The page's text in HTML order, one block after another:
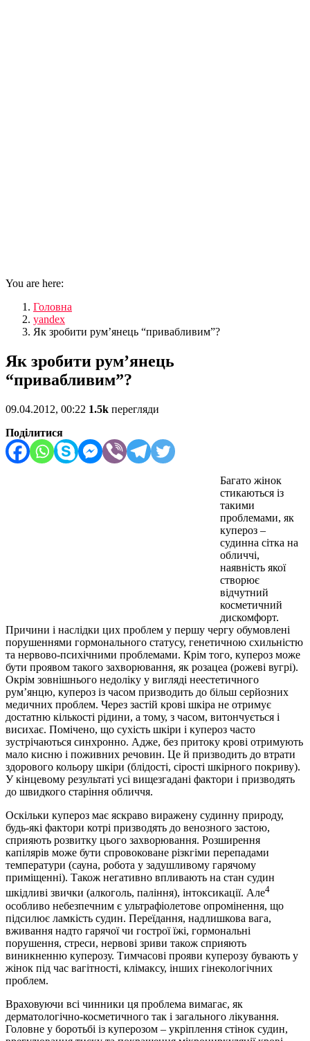
You are here:
Головна
yandex
Як зробити рум’янець “привабливим”?
Як зробити рум’янець
“привабливим”?
09.04.2012, 00:22 1.5k перегляди
Поділитися
Багато жінок
стикаються із
такими
проблемами, як
купероз –
судинна сітка на
обличчі,
наявність якої
створює
відчутний
косметичний
дискомфорт.
Причини і наслідки цих проблем у першу чергу обумовлені
порушеннями гормонального статусу, генетичною схильністю
та нервово-психічними проблемами. Крім того, купероз може
бути проявом такого захворювання, як розацеа (рожеві вугрі).
Окрім зовнішнього недоліку у вигляді неестетичного
рум’янцю, купероз із часом призводить до більш серйозних
медичних проблем. Через застій крові шкіра не отримує
достатню кількості рідини, а тому, з часом, витончується і
висихає. Помічено, що сухість шкіри і купероз часто
зустрічаються синхронно. Адже, без притоку крові отримують
мало кисню і поживних речовин. Це й призводить до втрати
здорового кольору шкіри (блідості, сірості шкірного покриву).
У кінцевому результаті усі вищезгадані фактори і призводять
до швидкого старіння обличчя.
Оскільки купероз має яскраво виражену судинну природу,
будь-які фактори котрі призводять до венозного застою,
сприяють розвитку цього захворювання. Розширення
капілярів може бути спровоковане різкгіми перепадами
температури (сауна, робота у задушливому гарячому
приміщенні). Також негативно впливають на стан судин
шкідливі звички (алкоголь, паління), інтоксикації. Але4
особливо небезпечним є ультрафіолетове опромінення, що
підсилює ламкість судин. Переїдання, надлишкова вага,
вживання надто гарячої чи гострої їжі, гормональні
порушення, стреси, нервові зриви також сприяють
виникненню куперозу. Тимчасові прояви куперозу бувають у
жінок під час вагітності, клімаксу, інших гінекологічних
проблем.
Враховуючи всі чинники ця проблема вимагає, як
дерматологічно-косметичного так і загального лікування.
Головне у боротьбі із куперозом – укріплення стінок судин,